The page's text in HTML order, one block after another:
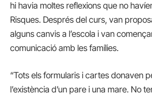
hi havia moltes reflexions que no
Risques. Després del curs, van
alguns canvis a l’escola i van
comunicació amb les famílies.
“Tots els formularis i cartes donaven
l’existència d’un pare i una mare. No